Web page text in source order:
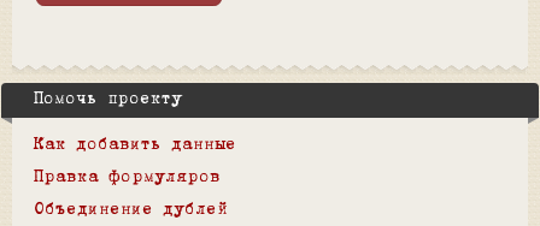
Помочь проекту
Как добавить данные
Правка формуляров
Объединение дублей